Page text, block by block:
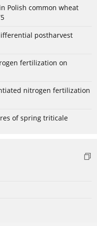
Polish common wheat
postharvest
fertilization on
nitrogen fertilization
of spring triticale